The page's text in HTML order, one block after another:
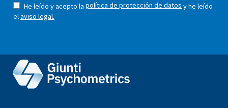
He leído y acepto la política de protección de datos y he leído
elaviso legal.